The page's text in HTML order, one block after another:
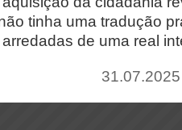
tinha uma tradução
de uma real